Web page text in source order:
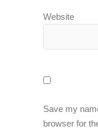
Website
Save my
browser for